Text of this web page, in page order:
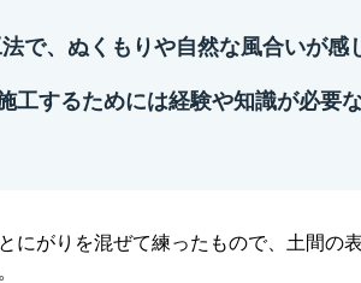
で、ぬくもりや自然な風合いが感
工するためには経験や知識が必要
にがりを混ぜて練ったもので、土間の